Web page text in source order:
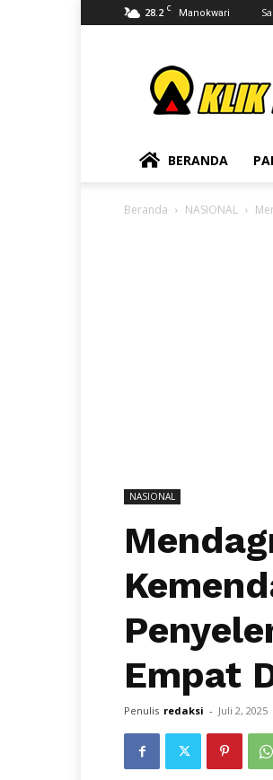
28.2 C Manokwari
BERANDA
Beranda NASIONAL
NASIONAL
Empat
Penulis redaksi - Juli 2, 2025